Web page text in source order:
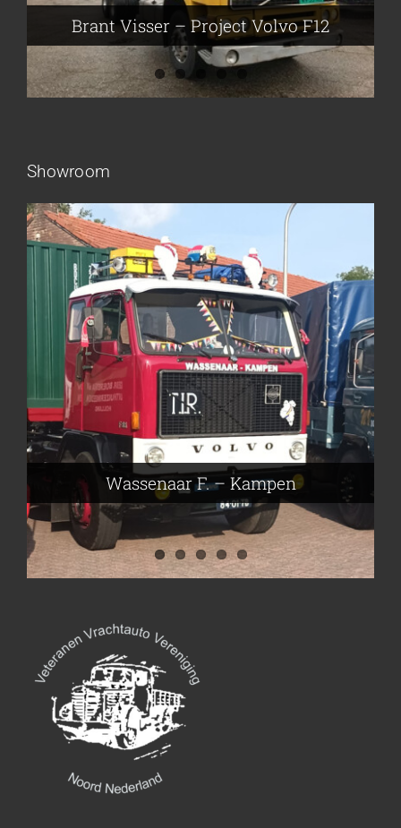
Brant Visser – Project Volvo F12
Showroom
Wassenaar F. – Kampen
Nijmeier Erwin – Smilde
Frieling Koos – Klazienaveen
Hartog den Richard – Borculo
Leeuwen van Joop – Leek